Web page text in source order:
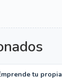
tu propia